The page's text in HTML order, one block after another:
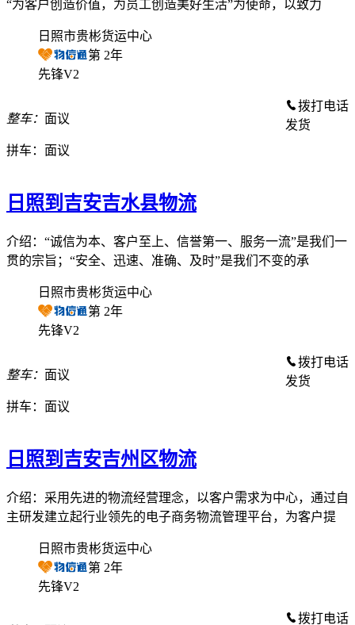
“为客户创造价值，为员工创造美好生活”为使命，以致力
日照市贵彬货运中心
第 2年
先锋V2
整车： 面议
拼车： 面议
拨打电话
发货
日照到吉安吉水县物流
介绍：“诚信为本、客户至上、信誉第一、服务一流”是我们一
贯的宗旨；“安全、迅速、准确、及时”是我们不变的承
日照市贵彬货运中心
第 2年
先锋V2
整车： 面议
拼车： 面议
拨打电话
发货
日照到吉安吉州区物流
介绍：采用先进的物流经营理念，以客户需求为中心，通过自
主研发建立起行业领先的电子商务物流管理平台，为客户提
日照市贵彬货运中心
第 2年
先锋V2
拨打电话